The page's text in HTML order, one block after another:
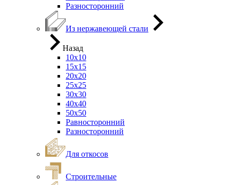
Разносторонний
Из нержавеющей стали
Назад
10х10
15х15
20х20
25х25
30х30
40х40
50х50
Равносторонний
Разносторонний
Для откосов
Строительные